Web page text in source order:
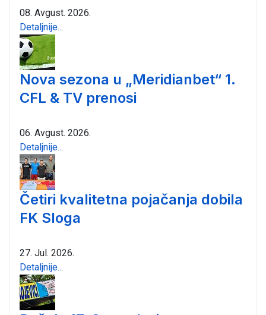
08. Avgust. 2026.
Detaljnije...
Nova sezona u „Meridianbet“ 1.
CFL & TV prenosi
06. Avgust. 2026.
Detaljnije...
Četiri kvalitetna pojačanja dobila
FK Sloga
27. Jul. 2026.
Detaljnije...